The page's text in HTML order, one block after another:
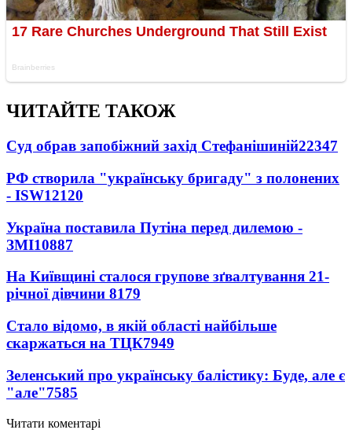
ЧИТАЙТЕ ТАКОЖ
Суд обрав запобіжний захід Стефанішиній22347
РФ створила "українську бригаду" з полонених
- ISW12120
Україна поставила Путіна перед дилемою -
ЗМІ10887
На Київщині сталося групове зґвалтування 21-
річної дівчини 8179
Стало відомо, в якій області найбільше
скаржаться на ТЦК7949
Зеленський про українську балістику: Буде, але є
"але"7585
Читати коментарі